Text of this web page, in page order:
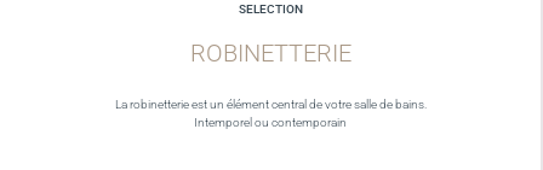
SELECTION
ROBINETTERIE
La robinetterie est un élément central de votre salle de bains.
Intemporel ou contemporain